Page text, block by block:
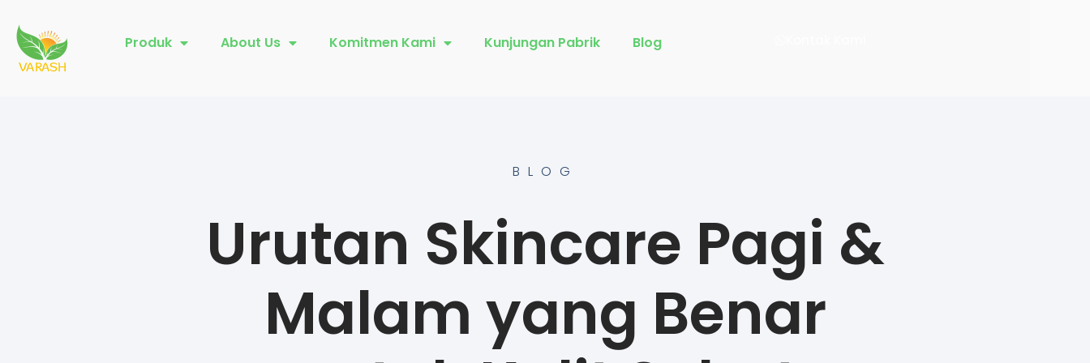
Produk About Us Komitmen Kami Kunjungan Pabrik Blog
BLOG
Urutan Skincare Pagi &
Malam yang Benar